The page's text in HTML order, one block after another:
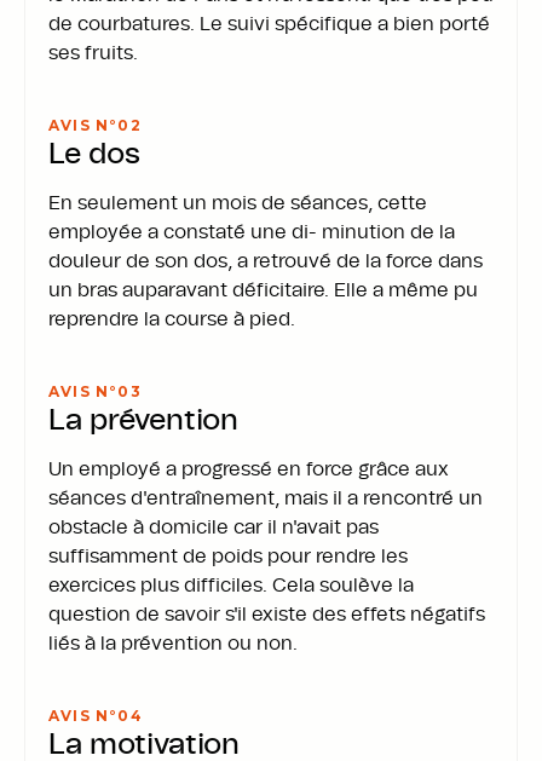
Intervention
Rendement
Économie
Diminutions constatées
Coût de l'absentéisme
de courbatures. Le suivi spécifique a bien porté
ses fruits.
AVIS N°0 2
Le dos
En seulement un mois de séances, cette
employée a constaté une di- minution de la
douleur de son dos, a retrouvé de la force dans
un bras auparavant déficitaire. Elle a même pu
reprendre la course à pied.
AVIS N°0 3
La prévention
Un employé a progressé en force grâce aux
séances d'entraînement, mais il a rencontré un
obstacle à domicile car il n'avait pas
suffisamment de poids pour rendre les
exercices plus difficiles. Cela soulève la
question de savoir s'il existe des effets négatifs
liés à la prévention ou non.
AVIS N°0 4
La motivation